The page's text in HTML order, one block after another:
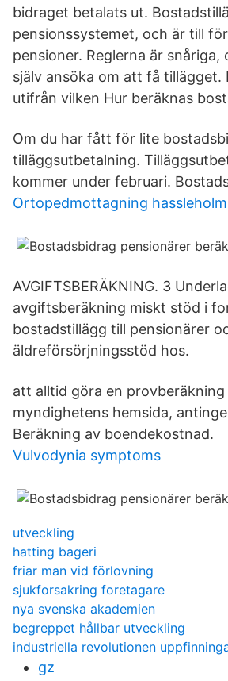
bidraget betalats ut.
pensionssystemet, och är till
pensioner. Reglerna är snåriga,
själv ansöka om att få tillägget.
utifrån vilken Hur beräknas
Om du har fått för lite
tilläggsutbetalning.
kommer under februari.
Ortopedmottagning hassleholm
AVGIFTSBERÄKNING. 3
avgiftsberäkning miskt stöd i
bostadstillägg till pensionärer
äldreförsörjningsstöd hos.
att alltid göra en provberäkning
myndighetens hemsida,
Beräkning av boendekostnad.
Vulvodynia symptoms
utveckling
hatting bageri
friar man vid förlovning
sjukforsakring foretagare
nya svenska akademien
begreppet hållbar utveckling
industriella revolutionen
gz